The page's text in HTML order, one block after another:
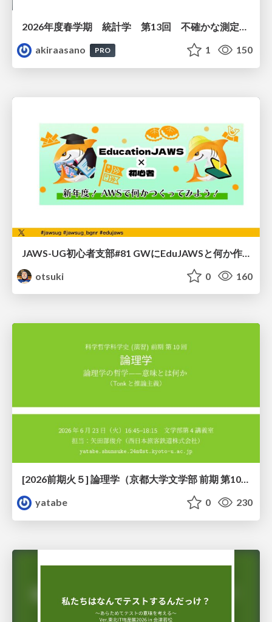
2026年度春学期 統計学 第13回 不確かな測定の不確かさを測る ― 不偏分散とt分布 (2026. 6. 25)
akiraasano
PRO 1 150
otsuki
0 160
[2026前期火５] 論理学（京都大学文学部 前期 第10回）「論理学の哲学——意味とは何か（Tonkと推論主義）」
yatabe
0 230